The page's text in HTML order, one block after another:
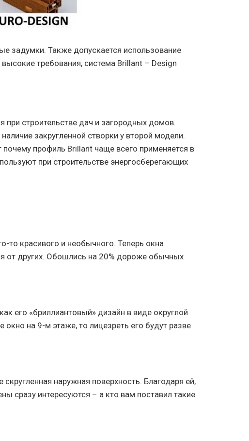
задумки. Также допускается использование
требования, система Brillant – Design
строительстве дач и загородных домов.
закругленной створки у второй модели.
профиль Brillant чаще всего применяется в
при строительстве энергосберегающих
то красивого и необычного. Теперь окна
от других. Обошлись на 20% дороже обычных
его «бриллиантовый» дизайн в виде округлой
на 9-м этаже, то лицезреть его будут разве
наружная поверхность. Благодаря ей,
сразу интересуются – а кто вам поставил такие